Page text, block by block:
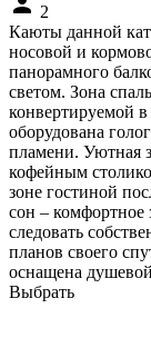
2
Каюты данной
носовой и
панорамного
светом. Зона
конвертируемой
оборудована
пламени. Уютная
кофейным
зоне гостиной
сон – комфортное
следовать
планов своего
оснащена
Выбрать